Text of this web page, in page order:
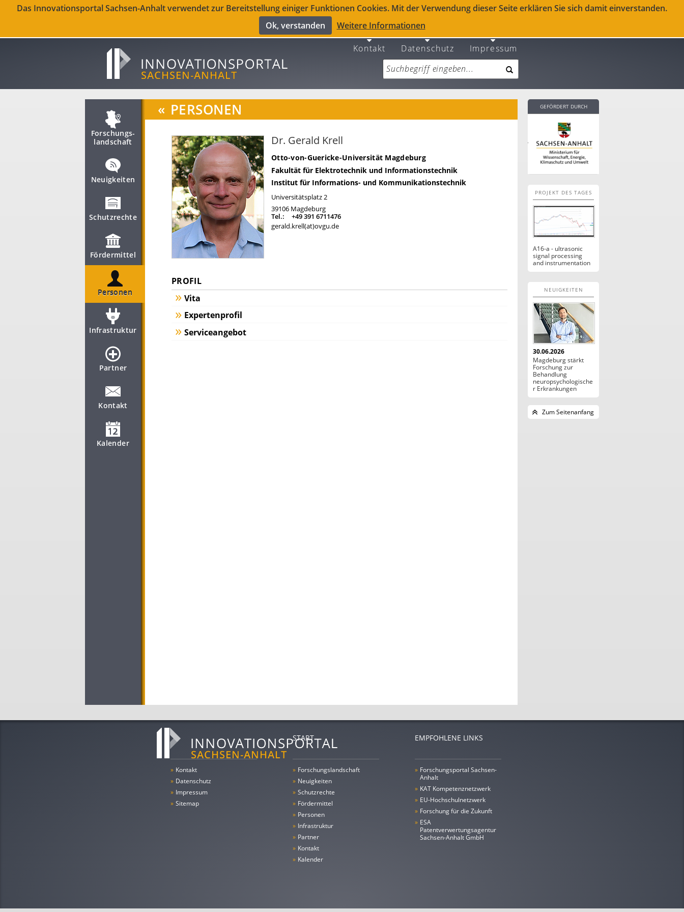
Das Innovationsportal Sachsen-Anhalt verwendet zur Bereitstellung einiger Funktionen Cookies. Mit der Verwendung dieser Seite erklären Sie sich damit einverstanden.
Ok, verstanden
Weitere Informationen
Kontakt Datenschutz Impressum
Forschungs­
landschaft
Neuigkeiten
Schutzrechte
Fördermittel
Personen
Infrastruktur
Partner
Kontakt
Kalender
« PERSONEN
Dr. Gerald Krell
Otto-von-Guericke-Universität Magdeburg
Fakultät für Elektrotechnik und Informationstechnik
Institut für Informations- und Kommunikationstechnik
Universitätsplatz 2
39106 Magdeburg
Tel.:
+49 391 6711476
gerald.krell(at)ovgu.de
PROFIL
Vita
Expertenprofil
Serviceangebot
GEFÖRDERT DURCH
PROJEKT DES TAGES
A16-a - ultrasonic
signal processing
and instrumentation
NEUIGKEITEN
30.06.2026
Magdeburg stärkt
Forschung zur
Behandlung
neuropsychologische
r Erkrankungen
Zum Seitenanfang
» Kontakt
» Datenschutz
» Impressum
» Sitemap
START
» Forschungs­landschaft
» Neuigkeiten
» Schutzrechte
» Fördermittel
» Personen
» Infrastruktur
» Partner
» Kontakt
» Kalender
EMPFOHLENE LINKS
» Forschungsportal Sachsen-
Anhalt
» KAT Kompetenznetzwerk
» EU-Hochschulnetzwerk
» Forschung für die Zukunft
» ESA
Patentverwertungsagentur
Sachsen-Anhalt GmbH